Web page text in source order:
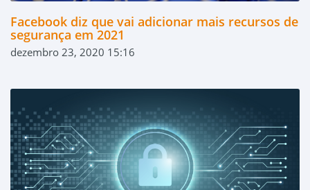
Facebook diz que vai adicionar mais recursos de
segurança em 2021
dezembro 23, 2020 15:16